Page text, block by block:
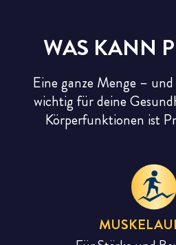
WAS KANN
Eine ganze Menge – und
wichtig für deine
Körperfunktionen ist